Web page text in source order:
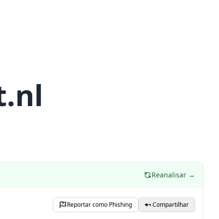
Reanalisar →
Reportar como Phishing Compartilhar